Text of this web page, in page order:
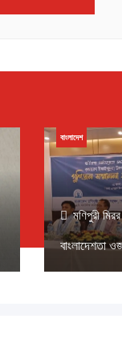
মণিপুরী মিরর
বাংলাদেশতা
বাংলাদেশ